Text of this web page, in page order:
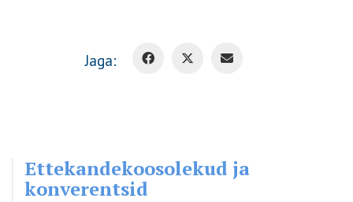
Jaga:
Ettekandekoosolekud ja
konverentsid